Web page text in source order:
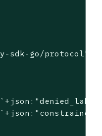
sdk-go/protocol"